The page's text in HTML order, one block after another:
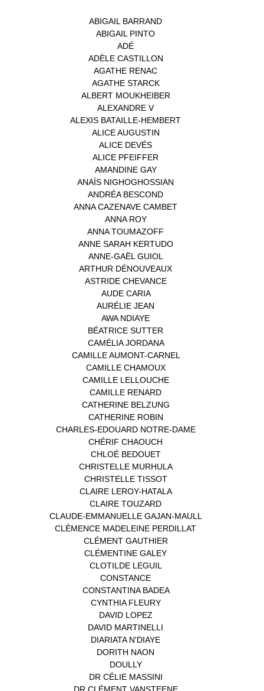
ABIGAIL BARRAND
ABIGAIL PINTO
ADÉ
ADÈLE CASTILLON
AGATHE RENAC
AGATHE STARCK(1)
ALBERT MOUKHEIBER
ALEXANDRE V(1)
ALEXIS BATAILLE-HEMBERT
ALICE AUGUSTIN
ALICE DEVÉS
ALICE PFEIFFER
AMANDINE GAY(1)
ANAÏS NIGHOGHOSSIAN
ANDRÉA BESCOND
ANNA CAZENAVE CAMBET
ANNA ROY(1)
ANNA TOUMAZOFF
ANNE SARAH KERTUDO(1)
ANNE-GAËL GUIOL
ARTHUR DÉNOUVEAUX
ASTRIDE CHEVANCE(3)
AUDE CARIA(1)
AURÉLIE JEAN
AWA NDIAYE
BÉATRICE SUTTER
CAMÉLIA JORDANA(1)
CAMILLE AUMONT-CARNEL
CAMILLE CHAMOUX(1)
CAMILLE LELLOUCHE(1)
CAMILLE RENARD
CATHERINE BELZUNG
CATHERINE ROBIN
CHARLES-EDOUARD NOTRE-DAME(1)
CHÉRIF CHAOUCH
CHLOÉ BEDOUET(1)
CHRISTELLE MURHULA(1)
CHRISTELLE TISSOT(2)
CLAIRE LEROY-HATALA(1)
CLAIRE TOUZARD
CLAUDE-EMMANUELLE GAJAN-MAULL
CLÉMENCE MADELEINE PERDILLAT
CLÉMENT GAUTHIER
CLÉMENTINE GALEY
CLOTILDE LEGUIL
CONSTANCE
CONSTANTINA BADEA(1)
CYNTHIA FLEURY(2)
DAVID LOPEZ
DAVID MARTINELLI
DIARIATA N'DIAYE
DORITH NAON
DOULLY(1)
DR CÉLIE MASSINI